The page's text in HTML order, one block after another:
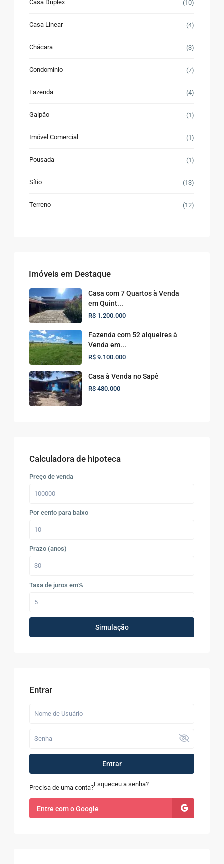
Casa Duplex (10)
Casa Linear (4)
Chácara (3)
Condomínio (7)
Fazenda (4)
Galpão (1)
Imóvel Comercial (1)
Pousada (1)
Sítio (13)
Terreno (12)
Imóveis em Destaque
Casa com 7 Quartos à Venda
em Quint...
R$ 1.200.000
Fazenda com 52 alqueires à
Venda em...
R$ 9.100.000
Casa à Venda no Sapê
R$ 480.000
Calculadora de hipoteca
Preço de venda
Por cento para baixo
Prazo (anos)
Taxa de juros em%
Simulação
Entrar
Entrar
Precisa de uma conta?Esqueceu a senha?
Entre com o Google